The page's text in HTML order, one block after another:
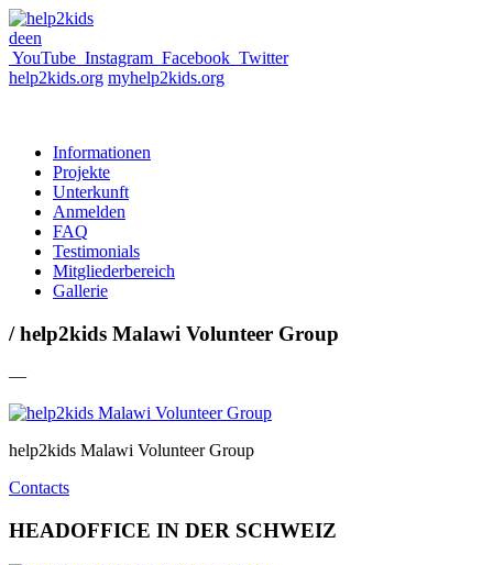
deen
YouTube Instagram Facebook Twitter
help2kids.org myhelp2kids.org
Informationen
Projekte
Unterkunft
Anmelden
FAQ
Testimonials
Mitgliederbereich
Gallerie
/ help2kids Malawi Volunteer Group
—
help2kids Malawi Volunteer Group
Contacts
HEADOFFICE IN DER SCHWEIZ